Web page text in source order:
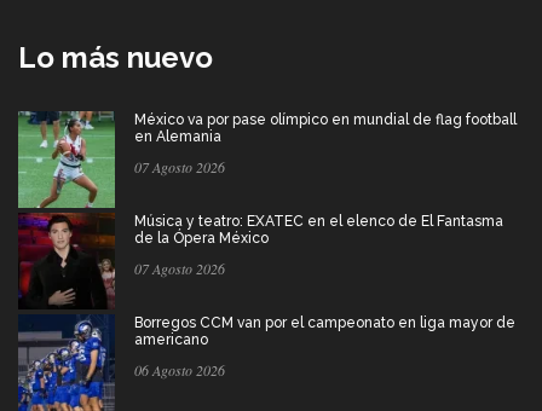
Lo más nuevo
México va por pase olímpico en mundial de flag football
en Alemania
07 Agosto 2026
Música y teatro: EXATEC en el elenco de El Fantasma
de la Ópera México
07 Agosto 2026
Borregos CCM van por el campeonato en liga mayor de
americano
06 Agosto 2026